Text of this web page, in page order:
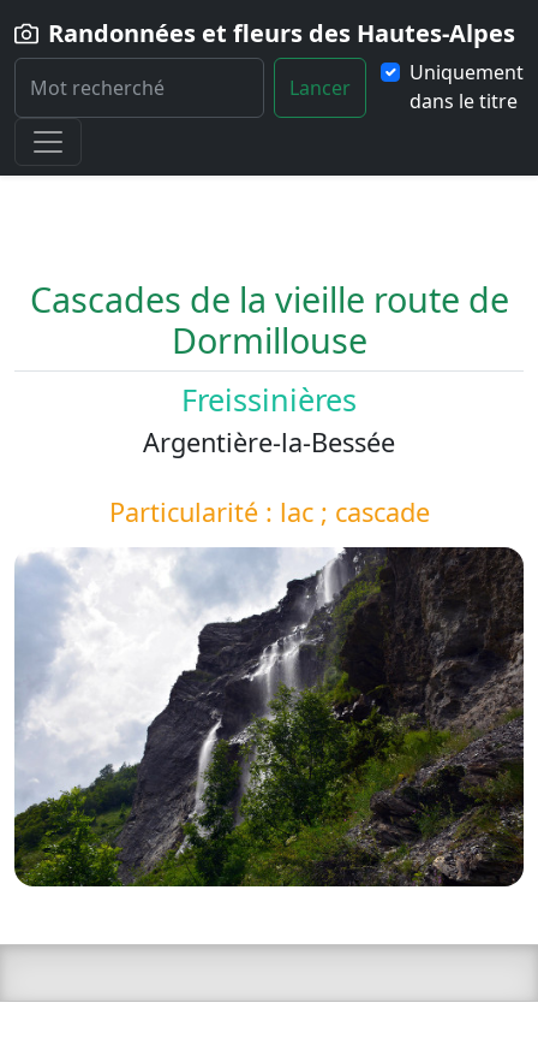
Randonnées et fleurs des Hautes-Alpes
Lancer
Uniquement
dans le titre
Home
Paysage
Cascades-de-la-vieille-route-de-Dormillouse
Cascades de la vieille route de
Dormillouse
Freissinières
Argentière-la-Bessée
Particularité : lac ; cascade